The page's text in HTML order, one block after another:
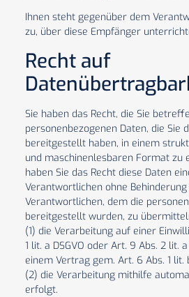
Ihnen steht gegenüber dem
zu, über diese Empfänger
Recht auf
Sie haben das Recht, die Sie
personenbezogenen Daten, die Sie
bereitgestellt haben, in einem
und maschinenlesbaren Format zu
haben Sie das Recht diese Daten
Verantwortlichen ohne
Verantwortlichen, dem die
bereitgestellt wurden, zu
(1) die Verarbeitung auf einer
1 lit. a DSGVO oder Art. 9 Abs. 2 lit.
einem Vertrag gem. Art. 6 Abs. 1 lit.
(2) die Verarbeitung mithilfe
erfolgt.